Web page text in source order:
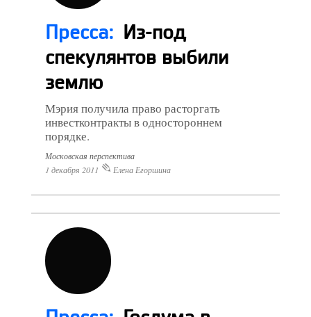
Пресса: Из-под
спекулянтов выбили
землю
Мэрия получила право расторгать
инвестконтракты в одностороннем
порядке.
Московская перспектива
1 декабря 2011
Елена Егоршина